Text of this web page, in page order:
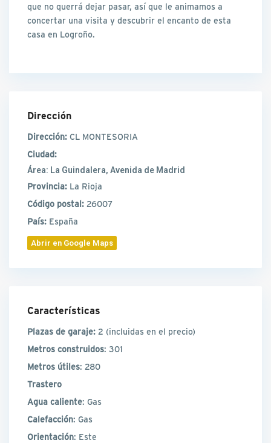
que no querrá dejar pasar, así que le animamos a
concertar una visita y descubrir el encanto de esta
casa en Logroño.
Dirección
Dirección: CL MONTESORIA
Ciudad:
Área: La Guindalera, Avenida de Madrid
Provincia: La Rioja
Código postal: 26007
País: España
Abrir en Google Maps
Características
Plazas de garaje:2(incluidas en el precio)
Metros construidos: 301
Metros útiles: 280
Trastero
Agua caliente: Gas
Calefacción: Gas
Orientación: Este